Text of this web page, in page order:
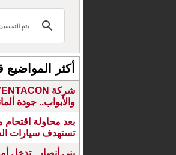
أكثر المواضيع
والأبواب.. جودة
بعد محاولة اقتحام
تستهدف سيارات
بني أنصار.. تدخل